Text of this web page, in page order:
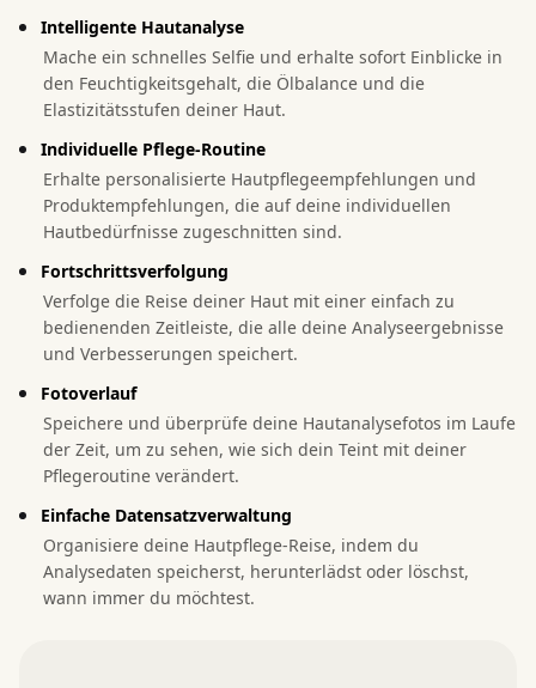
Intelligente Hautanalyse
Mache ein schnelles Selfie und erhalte sofort Einblicke in
den Feuchtigkeitsgehalt, die Ölbalance und die
Elastizitätsstufen deiner Haut.
Individuelle Pflege-Routine
Erhalte personalisierte Hautpflegeempfehlungen und
Produktempfehlungen, die auf deine individuellen
Hautbedürfnisse zugeschnitten sind.
Fortschrittsverfolgung
Verfolge die Reise deiner Haut mit einer einfach zu
bedienenden Zeitleiste, die alle deine Analyseergebnisse
und Verbesserungen speichert.
Fotoverlauf
Speichere und überprüfe deine Hautanalysefotos im Laufe
der Zeit, um zu sehen, wie sich dein Teint mit deiner
Pflegeroutine verändert.
Einfache Datensatzverwaltung
Organisiere deine Hautpflege-Reise, indem du
Analysedaten speicherst, herunterlädst oder löschst,
wann immer du möchtest.